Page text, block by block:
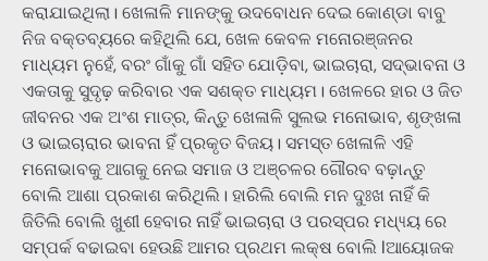
କରାଯାଇଥିଲା। ଖେଳାଳି ମାନଙ୍କୁ ଉଦବୋଧନ ଦେଇ କୋଣ୍ଡା ବାବୁ
ନିଜ ବକ୍ତବ୍ୟରେ କହିଥିଲି ଯେ, ଖେଳ କେବଳ ମନୋରଞ୍ଜନର
ମାଧ୍ୟମ ନୁହେଁ, ବରଂ ଗାଁକୁ ଗାଁ ସହିତ ଯୋଡ଼ିବା, ଭାଇଚାରା, ସଦ୍ଭାବନା ଓ
ଏକତାକୁ ସୁଦୃଢ଼ କରିବାର ଏକ ସଶକ୍ତ ମାଧ୍ୟମ। ଖେଳରେ ହାର ଓ ଜିତ
ଜୀବନର ଏକ ଅଂଶ ମାତ୍ର, କିନ୍ତୁ ଖେଳାଳି ସୁଲଭ ମନୋଭାବ, ଶୃଙ୍ଖଳା
ଓ ଭାଇଚାରାର ଭାବନା ହିଁ ପ୍ରକୃତ ବିଜୟ। ସମସ୍ତ ଖେଳାଳି ଏହି
ମନୋଭାବକୁ ଆଗକୁ ନେଇ ସମାଜ ଓ ଅଞ୍ଚଳର ଗୌରବ ବଢ଼ାନ୍ତୁ
ବୋଲି ଆଶା ପ୍ରକାଶ କରିଥିଲି। ହାରିଲି ବୋଲି ମନ ଦୁଃଖ ନାହିଁ କି
ଜିତିଲି ବୋଲି ଖୁଶୀ ହେବାର ନାହିଁ ଭାଇଚାରା ଓ ପରସ୍ପର ମଧ୍ୟ୍ୟ ରେ
ସମ୍ପର୍କ ବଢାଇବା ହେଉଛି ଆମର ପ୍ରଥମ ଲକ୍ଷ ବୋଲି lଆୟୋଜକ